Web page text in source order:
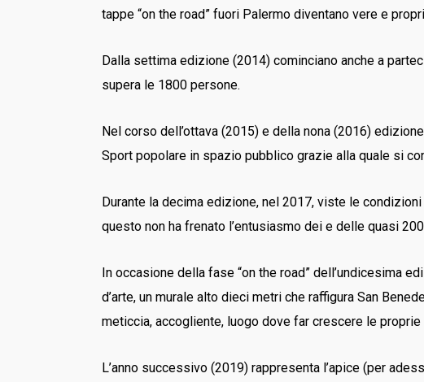
tappe “on the road” fuori Palermo diventano vere e
Dalla settima edizione (2014) cominciano anche a
supera le 1800 persone.
Nel corso dell’ottava (2015) e della nona (2016)
Sport popolare in spazio pubblico grazie alla quale si
Durante la decima edizione, nel 2017, viste le
questo non ha frenato l’entusiasmo dei e delle quasi
In occasione della fase “on the road” dell’undicesima
d’arte, un murale alto dieci metri che raffigura San
meticcia, accogliente, luogo dove far crescere le
L’anno successivo (2019) rappresenta l’apice (per